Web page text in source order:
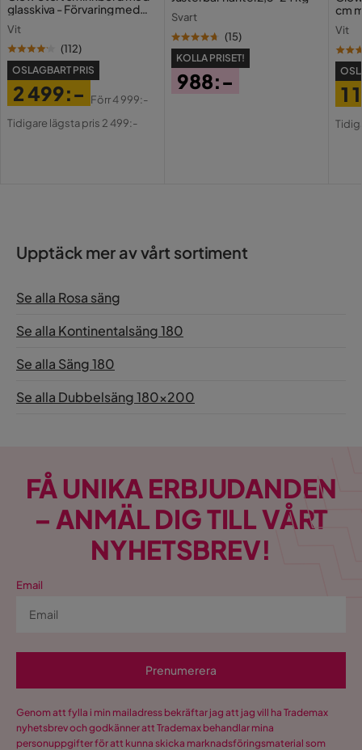
glasskiva - Förvaring med
Vit
(112)
OSLAGBART PRIS
Pris
2 499:-
Original
Förr4 999:-
Tidigare lägsta pris 2 499:-
Svart
(15)
KOLLA PRISET!
988:-
cm
Vit
1
Upptäck mer av vårt sortiment
Se alla Rosa säng
Se alla Kontinentalsäng 180
Se alla Säng 180
Se alla Dubbelsäng 180x200
FÅ UNIKA ERBJUDANDEN
– ANMÄL DIG TILL VÅRT
NYHETSBREV!
Email
Prenumerera
Genom att fylla i min mailadress bekräftar jag att jag vill ha Trademax
nyhetsbrev och godkänner att Trademax behandlar mina
personuppgifter för att kunna skicka marknadsföringsmaterial som